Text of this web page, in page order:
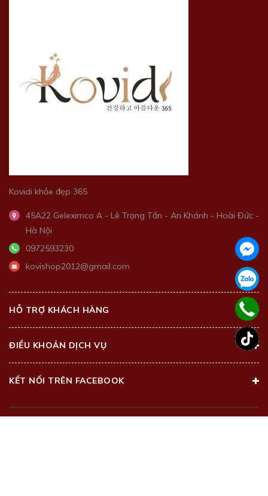
Kovidi khỏe đẹp 365
45A22 Geleximco A - Lê Trọng Tấn - An Khánh - Hoài Đức -
Hà Nội
0972593230
kovishop2012@gmail.com
HỖ TRỢ KHÁCH HÀNG
ĐIỀU KHOẢN DỊCH VỤ
KẾT NỐI TRÊN FACEBOOK